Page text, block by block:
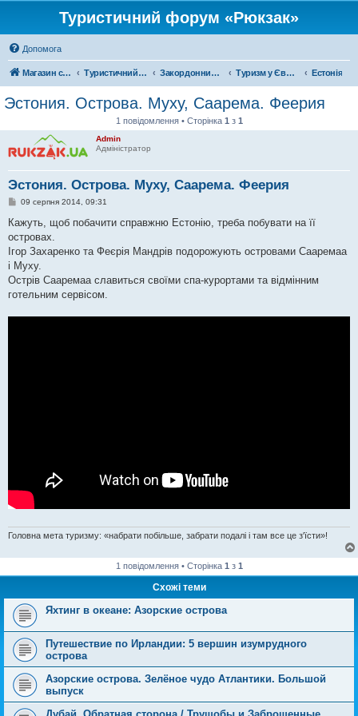
Туристичний форум «Рюкзак»
Допомога
Магазин спорядження Туристичний форум «Рюкзак» Закордонний туризм Туризм у Європі Естонія
Эстония. Острова. Муху, Саарема. Феерия
1 повідомлення • Сторінка 1 з 1
Admin
Адміністратор
Эстония. Острова. Муху, Саарема. Феерия
П
в
д
о
м
л
е
н
09 серпня 2014, 09:31
Кажуть, щоб побачити справжню Естонію, треба побувати на її
островах.
Ігор Захаренко та Феєрія Мандрів подорожують островами Сааремаа
і Муху.
Острів Сааремаа славиться своїми спа-курортами та відмінним
готельним сервісом.
Головна мета туризму: «набрати побільше, забрати подалі і там все це з'їсти»!
1 повідомлення • Сторінка 1 з 1
Схожі теми
Яхтинг в океане: Азорские острова
Путешествие по Ирландии: 5 вершин изумрудного
острова
Азорские острова. Зелёное чудо Атлантики. Большой
выпуск